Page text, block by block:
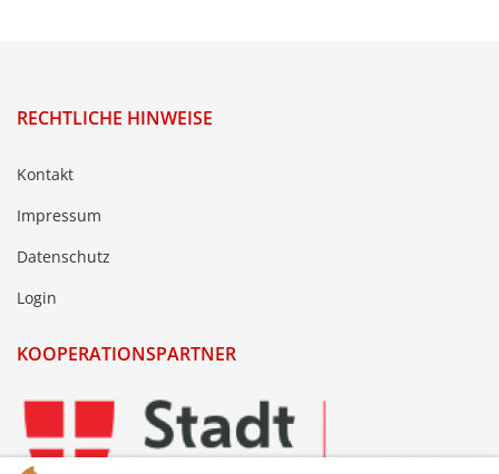
RECHTLICHE HINWEISE
Kontakt
Impressum
Datenschutz
Login
KOOPERATIONSPARTNER